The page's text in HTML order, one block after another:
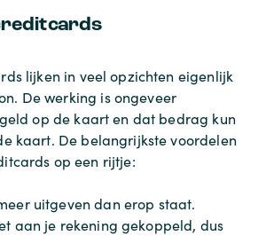
lijken in veel opzichten eigenlijk
De werking is ongeveer
op de kaart en dat bedrag kun
kaart. De belangrijkste voordelen
op een rijtje:
uitgeven dan erop staat.
aan je rekening gekoppeld, dus